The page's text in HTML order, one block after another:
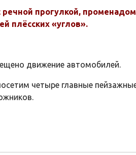
прогулкой,
плёсских «углов».
движение автомобилей.
четыре главные